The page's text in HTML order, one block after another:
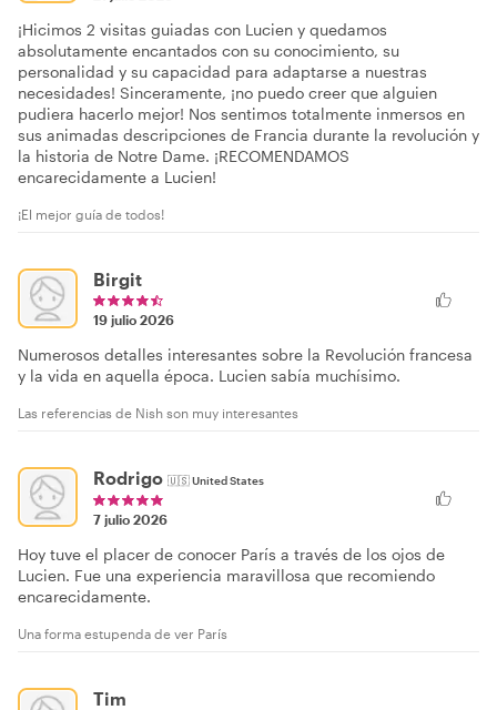
¡Hicimos 2 visitas guiadas con Lucien y quedamos
absolutamente encantados con su conocimiento, su
personalidad y su capacidad para adaptarse a nuestras
necesidades! Sinceramente, ¡no puedo creer que alguien
pudiera hacerlo mejor! Nos sentimos totalmente inmersos en
sus animadas descripciones de Francia durante la revolución y
la historia de Notre Dame. ¡RECOMENDAMOS
encarecidamente a Lucien!
¡El mejor guía de todos!
Birgit
19 julio 2026
Numerosos detalles interesantes sobre la Revolución francesa
y la vida en aquella época. Lucien sabía muchísimo.
Las referencias de Nish son muy interesantes
Rodrigo 🇺🇸United States
7 julio 2026
Hoy tuve el placer de conocer París a través de los ojos de
Lucien. Fue una experiencia maravillosa que recomiendo
encarecidamente.
Una forma estupenda de ver París
Tim